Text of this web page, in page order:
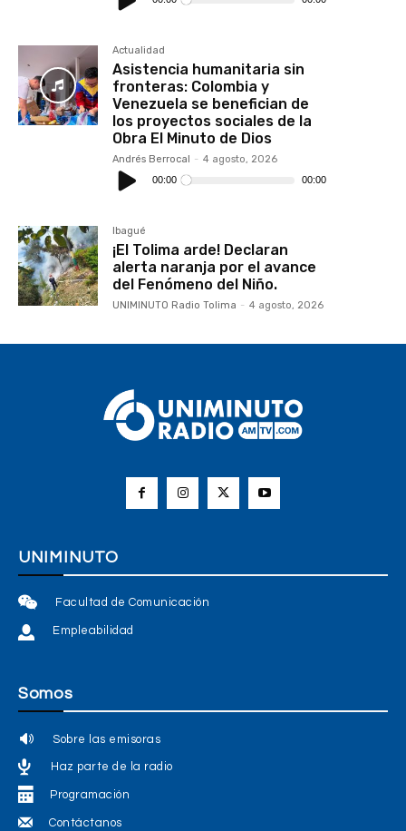
audio
Actualidad
Asistencia humanitaria sin
fronteras: Colombia y
Venezuela se benefician de
los proyectos sociales de la
Obra El Minuto de Dios
Andrés Berrocal - 4 agosto, 2026
Reproductor
de
audio
00:00 00:00
Ibagué
¡El Tolima arde! Declaran
alerta naranja por el avance
del Fenómeno del Niño.
UNIMINUTO Radio Tolima - 4 agosto, 2026
UNIMINUTO
Facultad de Comunicación
Empleabilidad
Somos
Sobre las emisoras
Haz parte de la radio
Programación
Contáctanos